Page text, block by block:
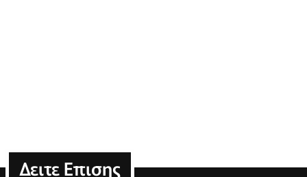
Δειτε Επισης